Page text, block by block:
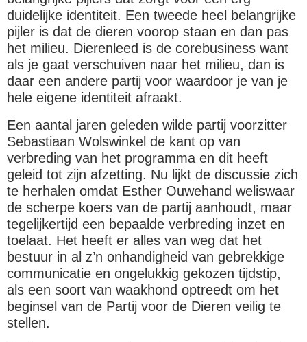
duidelijke identiteit. Een tweede heel belangrijke
pijler is dat de dieren voorop staan en dan pas
het milieu. Dierenleed is de corebusiness want
als je gaat verschuiven naar het milieu, dan is
daar een andere partij voor waardoor je van je
hele eigene identiteit afraakt.
Een aantal jaren geleden wilde partij voorzitter
Sebastiaan Wolswinkel de kant op van
verbreding van het programma en dit heeft
geleid tot zijn afzetting. Nu lijkt de discussie zich
te herhalen omdat Esther Ouwehand weliswaar
de scherpe koers van de partij aanhoudt, maar
tegelijkertijd een bepaalde verbreding inzet en
toelaat. Het heeft er alles van weg dat het
bestuur in al z’n onhandigheid van gebrekkige
communicatie en ongelukkig gekozen tijdstip,
als een soort van waakhond optreedt om het
beginsel van de Partij voor de Dieren veilig te
stellen.